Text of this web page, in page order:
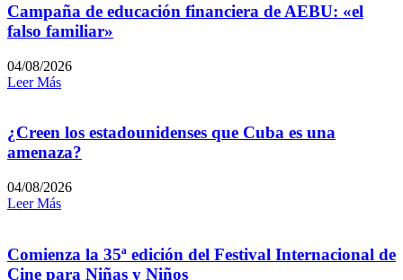
Campaña de educación financiera de AEBU: «el
falso familiar»
04/08/2026
Leer Más
¿Creen los estadounidenses que Cuba es una
amenaza?
04/08/2026
Leer Más
Comienza la 35ª edición del Festival Internacional de
Cine para Niñas y Niños